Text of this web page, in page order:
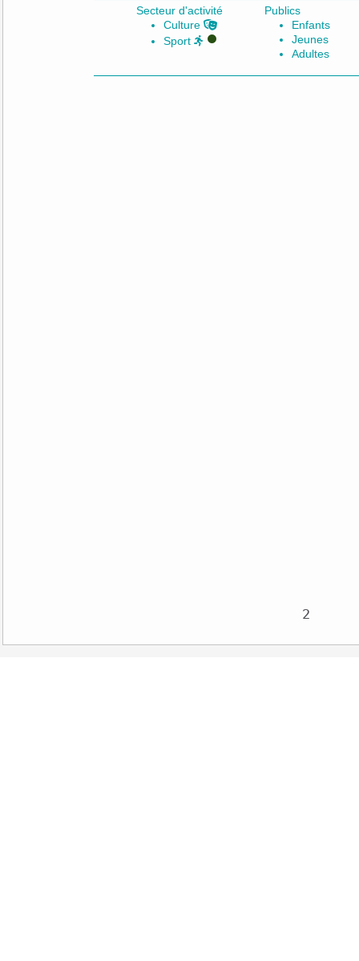
Secteur d'activité
Culture
Sport
Publics
Enfants
Jeunes
Adultes